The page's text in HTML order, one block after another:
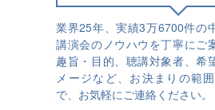
業界25年、実績3万6700件の
講演会のノウハウを丁寧にご
趣旨・目的、聴講対象者、希
メージなど、お決まりの範
で、お気軽にご連絡ください。